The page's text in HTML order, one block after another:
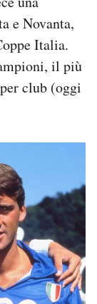
e Novanta,
Italia.
il più
club (oggi